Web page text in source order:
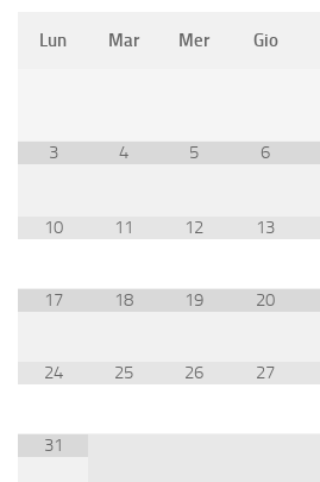
Lun Mar Mer Gio
3 4 5 6
10 11 12 13
17 18 19 20
24 25 26 27
31